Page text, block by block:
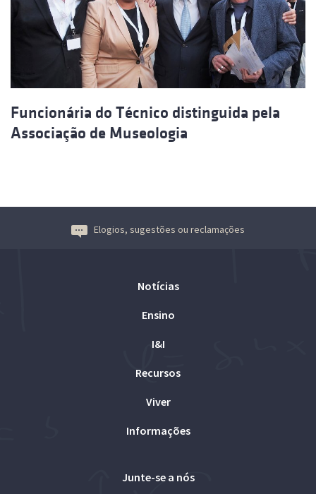
Funcionária do Técnico distinguida pela
Associação de Museologia
Elogios, sugestões ou reclamações
Notícias
Ensino
I&I
Recursos
Viver
Informações
Junte-se a nós